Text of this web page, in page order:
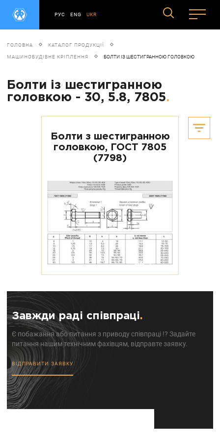
РУС ENG UKR
ГОЛОВНА КАТАЛОГ ПРОДУКЦІЇ
МАШИНОБУДІВНЕ КРІПЛЕННЯ БОЛТИ ІЗ ШЕСТИГРАННОЮ ГОЛОВКОЮ
Болти із шестигранною
головкою - 30, 5.8, 7805.
Болти з шестигранною
головкою, ГОСТ 7805
(7798)
Завжди раді співпраці.
Є побажання або питання з приводу співпраці !? Задайте
питання нашим технічним фахівцям, відправте заявку.
ВІДПРАВИТИ ЗАЯВКУ